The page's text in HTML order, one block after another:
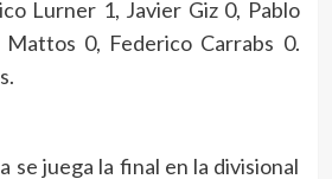
Lurner 1, Javier Giz 0, Pablo
Mattos 0, Federico Carrabs 0.
se juega la final en la divisional